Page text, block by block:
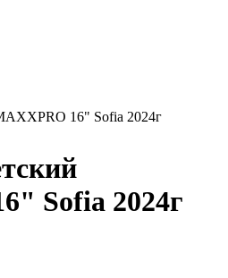
16" Sofia 2024г
Sofia 2024г